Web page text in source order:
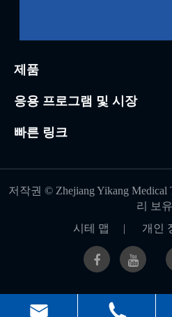
제품
응용 프로그램 및 시장
빠른 링크
저작권 © Zhejiang Yikang Medical
리 보
시테 맵 | 개인
 